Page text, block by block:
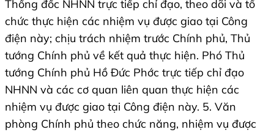
Thống đốc NHNN trực tiếp chỉ đạo, theo dõi và tổ
chức thực hiện các nhiệm vụ được giao tại Công
điện này; chịu trách nhiệm trước Chính phủ, Thủ
tướng Chính phủ về kết quả thực hiện. Phó Thủ
tướng Chính phủ Hồ Đức Phớc trực tiếp chỉ đạo
NHNN và các cơ quan liên quan thực hiện các
nhiệm vụ được giao tại Công điện này. 5. Văn
phòng Chính phủ theo chức năng, nhiệm vụ được